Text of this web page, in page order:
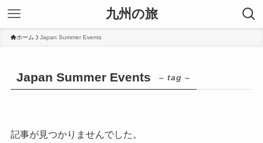
九州の旅
ホーム Japan Summer Events
Japan Summer Events – tag –
記事が見つかりませんでした。